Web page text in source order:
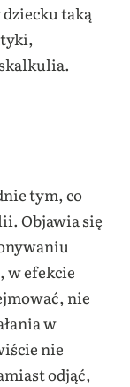
taką
tym, co
Objawia się
w efekcie
nie
w
nie
odjąć,